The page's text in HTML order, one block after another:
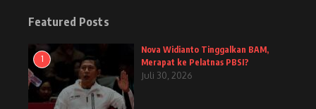
Featured Posts
1
Nova Widianto Tinggalkan BAM,
Merapat ke Pelatnas PBSI?
Juli 30, 2026